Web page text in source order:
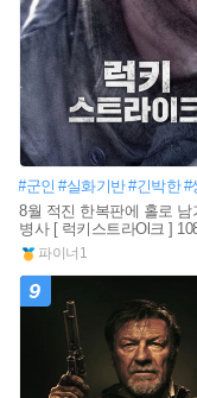
#군인 #실화기반#긴박한 #
8월 적진 한복판에 홀로 남
병사 [ 럭키스트라Ol크 ]
벽자막
파이너1
9